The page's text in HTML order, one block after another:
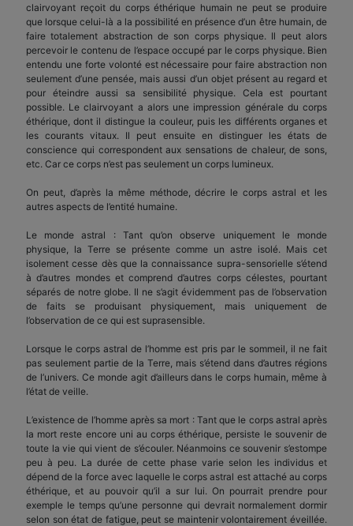
clairvoyant reçoit du corps éthérique humain ne peut se produire
que lorsque celui-là a la possibilité en présence d’un être humain, de
faire totalement abstraction de son corps physique. Il peut alors
percevoir le contenu de l’espace occupé par le corps physique. Bien
entendu une forte volonté est nécessaire pour faire abstraction non
seulement d’une pensée, mais aussi d’un objet présent au regard et
pour éteindre aussi sa sensibilité physique. Cela est pourtant
possible. Le clairvoyant a alors une impression générale du corps
éthérique, dont il distingue la couleur, puis les différents organes et
les courants vitaux. Il peut ensuite en distinguer les états de
conscience qui correspondent aux sensations de chaleur, de sons,
etc. Car ce corps n’est pas seulement un corps lumineux.
On peut, d’après la même méthode, décrire le corps astral et les
autres aspects de l’entité humaine.
Le monde astral : Tant qu’on observe uniquement le monde
physique, la Terre se présente comme un astre isolé. Mais cet
isolement cesse dès que la connaissance supra-sensorielle s’étend
à d’autres mondes et comprend d’autres corps célestes, pourtant
séparés de notre globe. Il ne s’agit évidemment pas de l’observation
de faits se produisant physiquement, mais uniquement de
l’observation de ce qui est suprasensible.
Lorsque le corps astral de l’homme est pris par le sommeil, il ne fait
pas seulement partie de la Terre, mais s’étend dans d’autres régions
de l’univers. Ce monde agit d’ailleurs dans le corps humain, même à
l’état de veille.
L’existence de l’homme après sa mort : Tant que le corps astral après
la mort reste encore uni au corps éthérique, persiste le souvenir de
toute la vie qui vient de s’écouler. Néanmoins ce souvenir s’estompe
peu à peu. La durée de cette phase varie selon les individus et
dépend de la force avec laquelle le corps astral est attaché au corps
éthérique, et au pouvoir qu’il a sur lui. On pourrait prendre pour
exemple le temps qu’une personne qui devrait normalement dormir
selon son état de fatigue, peut se maintenir volontairement éveillée.